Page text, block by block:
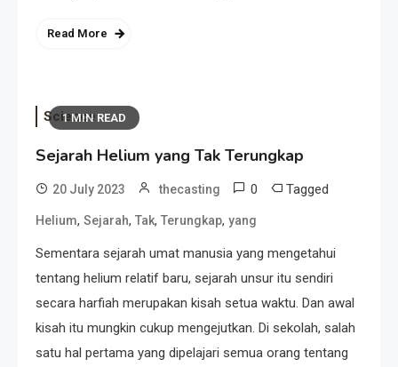
Read More
1 MIN READ
Science
Sejarah Helium yang Tak Terungkap
20 July 2023 thecasting 0 Tagged
Helium, Sejarah, Tak, Terungkap, yang
Sementara sejarah umat manusia yang mengetahui
tentang helium relatif baru, sejarah unsur itu sendiri
secara harfiah merupakan kisah setua waktu. Dan awal
kisah itu mungkin cukup mengejutkan. Di sekolah, salah
satu hal pertama yang dipelajari semua orang tentang